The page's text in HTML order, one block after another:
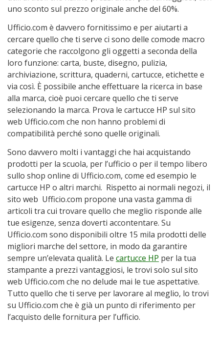
uno sconto sul prezzo originale anche del 60%.
Ufficio.com è davvero fornitissimo e per aiutarti a
cercare quello che ti serve ci sono delle comode macro
categorie che raccolgono gli oggetti a seconda della
loro funzione: carta, buste, disegno, pulizia,
archiviazione, scrittura, quaderni, cartucce, etichette e
via così. È possibile anche effettuare la ricerca in base
alla marca, cioè puoi cercare quello che ti serve
selezionando la marca. Prova le cartucce HP sul sito
web Ufficio.com che non hanno problemi di
compatibilità perché sono quelle originali.
Sono davvero molti i vantaggi che hai acquistando
prodotti per la scuola, per l’ufficio o per il tempo libero
sullo shop online di Ufficio.com, come ed esempio le
cartucce HP o altri marchi. Rispetto ai normali negozi, il
sito web Ufficio.com propone una vasta gamma di
articoli tra cui trovare quello che meglio risponde alle
tue esigenze, senza doverti accontentare. Su
Ufficio.com sono disponibili oltre 15 mila prodotti delle
migliori marche del settore, in modo da garantire
sempre un’elevata qualità. Le cartucce HP per la tua
stampante a prezzi vantaggiosi, le trovi solo sul sito
web Ufficio.com che no delude mai le tue aspettative.
Tutto quello che ti serve per lavorare al meglio, lo trovi
su Ufficio.com che è già un punto di riferimento per
l’acquisto delle fornitura per l’ufficio.